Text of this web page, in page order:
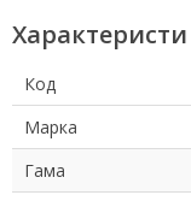
Характеристи
Код
Марка
Гама